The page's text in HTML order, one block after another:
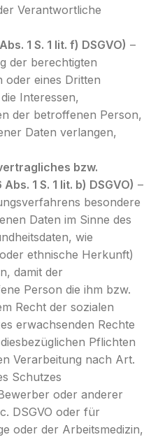
Verantwortliche
1 S. 1 lit. f) DSGVO) –
der berechtigten
oder eines Dritten
Interessen,
der betroffenen Person,
Daten verlangen,
bzw.
1 S. 1 lit. b) DSGVO) –
besondere
Daten im Sinne des
wie
ethnische Herkunft)
damit der
Person die ihm bzw.
Recht der sozialen
erwachsenden Rechte
Pflichten
Verarbeitung nach Art.
Schutzes
oder anderer
DSGVO oder für
oder der Arbeitsmedizin,